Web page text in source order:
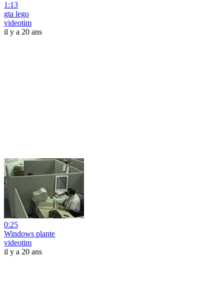
1:13
gta lego
videotim
il y a 20 ans
0:25
Windows plante
videotim
il y a 20 ans